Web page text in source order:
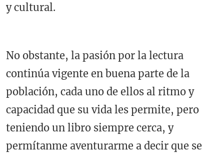
y cultural.
No obstante, la pasión por la lectura
continúa vigente en buena parte de la
población, cada uno de ellos al ritmo y
capacidad que su vida les permite, pero
teniendo un libro siempre cerca, y
permítanme aventurarme a decir que se